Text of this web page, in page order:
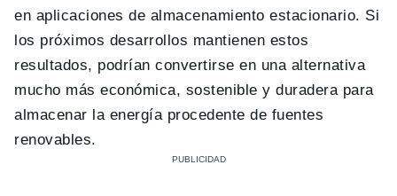
en aplicaciones de almacenamiento estacionario. Si
los próximos desarrollos mantienen estos
resultados, podrían convertirse en una alternativa
mucho más económica, sostenible y duradera para
almacenar la energía procedente de fuentes
renovables.